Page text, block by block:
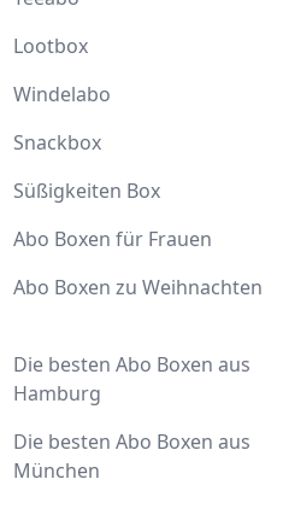
Lootbox
Windelabo
Snackbox
Süßigkeiten Box
Abo Boxen für Frauen
Abo Boxen zu Weihnachten
Die besten Abo Boxen aus
Hamburg
Die besten Abo Boxen aus
München